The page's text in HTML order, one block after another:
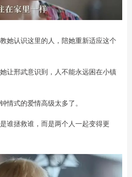
她认识这里的人，陪她重新适应这个
让邢武意识到，人不能永远困在小镇
情式的爱情高级太多了。
谁拯救谁，而是两个人一起变得更